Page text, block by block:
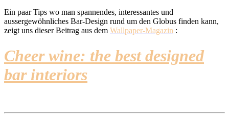
Ein paar Tips wo man spannendes, interessantes und
aussergewöhnliches Bar-Design rund um den Globus finden kann,
zeigt uns dieser Beitrag aus dem Wallpaper-Magazin :
Cheer wine: the best designed
bar interiors